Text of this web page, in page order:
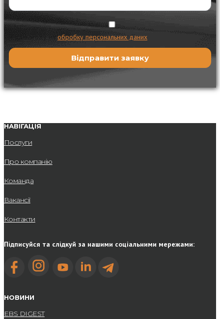
Я даю згоду наобробку персональних даних
НАВІГАЦІЯ
Послуги
Про компанію
Команда
Вакансії
Контакти
Підписуйся та слідкуй за нашими соціальними мережами:
НОВИНИ
EBS DIGEST